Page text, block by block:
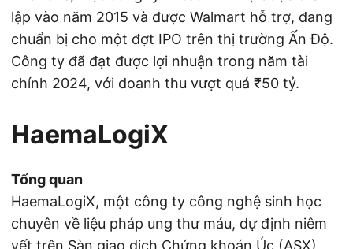
lập vào năm 2015 và được Walmart hỗ trợ, đang
chuẩn bị cho một đợt IPO trên thị trường Ấn Độ.
Công ty đã đạt được lợi nhuận trong năm tài
chính 2024, với doanh thu vượt quá ₹50 tỷ.
HaemaLogiX
Tổng quan
HaemaLogiX, một công ty công nghệ sinh học
chuyên về liệu pháp ung thư máu, dự định niêm
yết trên Sàn giao dịch Chứng khoán Úc (ASX)